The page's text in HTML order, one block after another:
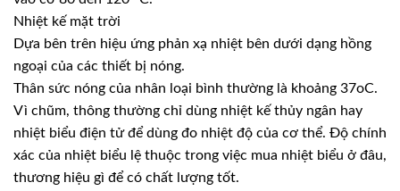
Nhiệt kế mặt trời
Dựa bên trên hiệu ứng phản xạ nhiệt bên dưới dạng hồng
ngoại của các thiết bị nóng.
Thân sức nóng của nhân loại bình thường là khoảng 37oC.
Vì chũm, thông thường chỉ dùng nhiệt kế thủy ngân hay
nhiệt biểu điện tử để dùng đo nhiệt độ của cơ thể. Độ chính
xác của nhiệt biểu lệ thuộc trong việc mua nhiệt biểu ở đâu,
thương hiệu gì để có chất lượng tốt.